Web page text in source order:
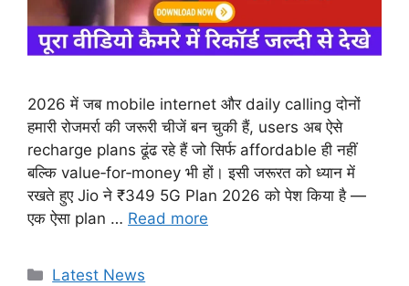
2026 में जब mobile internet और daily calling दोनों
हमारी रोजमर्रा की जरूरी चीजें बन चुकी हैं, users अब ऐसे
recharge plans ढूंढ रहे हैं जो सिर्फ affordable ही नहीं
बल्कि value‑for‑money भी हों। इसी जरूरत को ध्यान में
रखते हुए Jio ने ₹349 5G Plan 2026 को पेश किया है —
एक ऐसा plan … Read more
Categories
Latest News